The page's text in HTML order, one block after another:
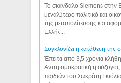
Το σκάνδαλο Siemens στην
μεγαλύτερο πολιτικό και
της μεταπολίτευσης και
Ελλήν...
Συγκλονίζει η κατάθεση της
Έπειτα από 3,5 χρόνια
Αντιτρομοκρατική η
παιδιών του Σωκράτη